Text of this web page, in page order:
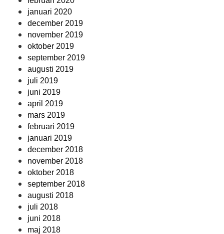
januari 2020
december 2019
november 2019
oktober 2019
september 2019
augusti 2019
juli 2019
juni 2019
april 2019
mars 2019
februari 2019
januari 2019
december 2018
november 2018
oktober 2018
september 2018
augusti 2018
juli 2018
juni 2018
maj 2018